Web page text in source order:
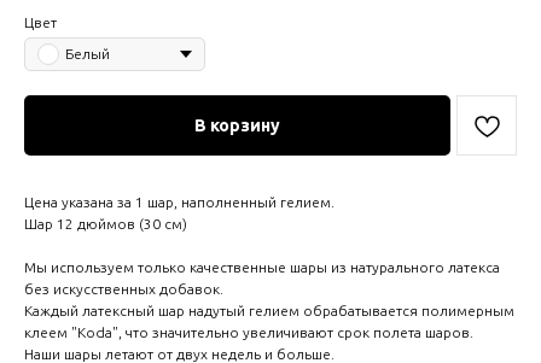
Цвет
Белый
В корзину
Цена указана за 1 шар, наполненный гелием.
Шар 12 дюймов (30 см)
Мы используем только качественные шары из натурального латекса
без искусственных добавок.
Каждый латексный шар надутый гелием обрабатывается полимерным
клеем "Koda", что значительно увеличивают срок полета шаров.
Наши шары летают от двух недель и больше.